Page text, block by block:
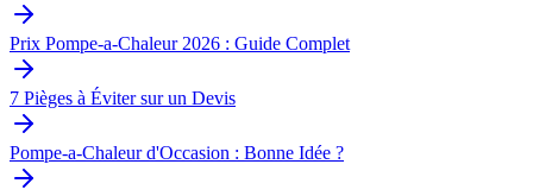
Prix Pompe-a-Chaleur 2026 : Guide Complet
7 Pièges à Éviter sur un Devis
Pompe-a-Chaleur d'Occasion : Bonne Idée ?